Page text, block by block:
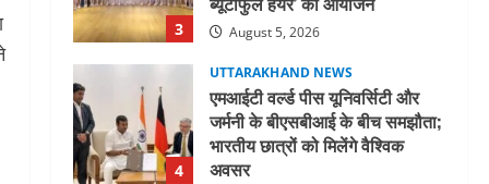
3 August 5, 2026
4
UTTARAKHAND NEWS
एमआईटी वर्ल्ड पीस यूनिवर्सिटी और
जर्मनी के बीएसबीआई के बीच समझौता;
भारतीय छात्रों को मिलेंगे वैश्विक
अवसर